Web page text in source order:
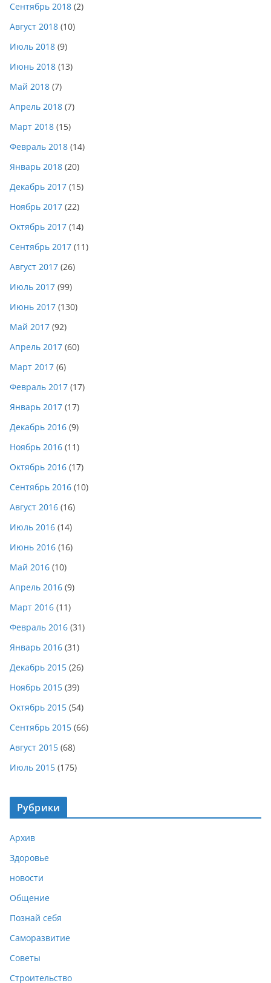
Сентябрь 2018 (2)
Август 2018 (10)
Июль 2018 (9)
Июнь 2018 (13)
Май 2018 (7)
Апрель 2018 (7)
Март 2018 (15)
Февраль 2018 (14)
Январь 2018 (20)
Декабрь 2017 (15)
Ноябрь 2017 (22)
Октябрь 2017 (14)
Сентябрь 2017 (11)
Август 2017 (26)
Июль 2017 (99)
Июнь 2017 (130)
Май 2017 (92)
Апрель 2017 (60)
Март 2017 (6)
Февраль 2017 (17)
Январь 2017 (17)
Декабрь 2016 (9)
Ноябрь 2016 (11)
Октябрь 2016 (17)
Сентябрь 2016 (10)
Август 2016 (16)
Июль 2016 (14)
Июнь 2016 (16)
Май 2016 (10)
Апрель 2016 (9)
Март 2016 (11)
Февраль 2016 (31)
Январь 2016 (31)
Декабрь 2015 (26)
Ноябрь 2015 (39)
Октябрь 2015 (54)
Сентябрь 2015 (66)
Август 2015 (68)
Июль 2015 (175)
Рубрики
Архив
Здоровье
новости
Общение
Познай себя
Саморазвитие
Советы
Строительство